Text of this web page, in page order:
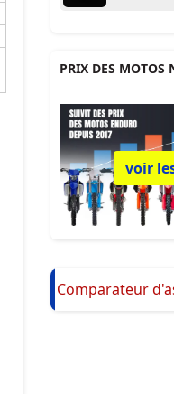
PRIX DES MOTOS
voir
Comparateur